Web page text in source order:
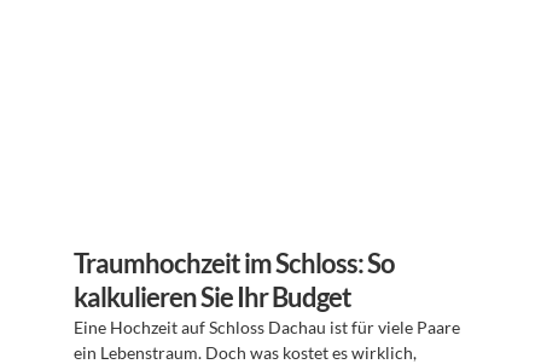
Traumhochzeit im Schloss: So
kalkulieren Sie Ihr Budget
Eine Hochzeit auf Schloss Dachau ist für viele Paare
ein Lebenstraum. Doch was kostet es wirklich,